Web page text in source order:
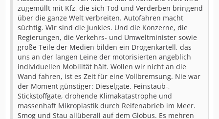
zugemüllt mit Kfz, die sich Tod und Verderben bringend
über die ganze Welt verbreiten. Autofahren macht
süchtig. Wir sind die Junkies. Und die Konzerne, die
Regierungen, die Verkehrs- und Umweltminister sowie
große Teile der Medien bilden ein Drogenkartell, das
uns an der langen Leine der motorisierten angeblich
individuellen Mobilität hält. Wollen wir nicht an die
Wand fahren, ist es Zeit für eine Vollbremsung. Nie war
der Moment günstiger: Dieselgate, Feinstaub-,
Stickstoffgate, drohende Klimakatastrophe und
massenhaft Mikroplastik durch Reifenabrieb im Meer.
Smog und Stau allüberall auf dem Globus. Es mehren